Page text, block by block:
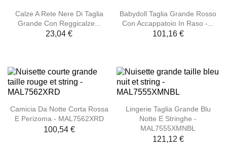
Calze A Rete Nere Di Taglia
Grande Con Reggicalze...
23,04 €
Babydoll Taglia Grande Rosso
Con Accappatoio In Raso -...
101,16 €
Camicia Da Notte Corta Rossa
E Perizoma - MAL7562XRD
100,54 €
Lingerie Taglia Grande Blu
Notte E Stringhe -
MAL7555XMNBL
121,12 €